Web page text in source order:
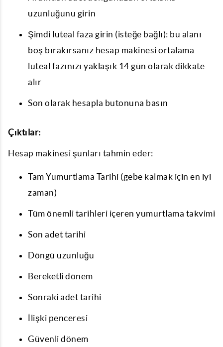
uzunluğunu girin
Şimdi luteal faza girin (isteğe bağlı): bu alanı
boş bırakırsanız hesap makinesi ortalama
luteal fazınızı yaklaşık 14 gün olarak dikkate
alır
Son olarak hesapla butonuna basın
Çıktılar:
Hesap makinesi şunları tahmin eder:
Tam Yumurtlama Tarihi (gebe kalmak için en iyi
zaman)
Tüm önemli tarihleri içeren yumurtlama takvimi
Son adet tarihi
Döngü uzunluğu
Bereketli dönem
Sonraki adet tarihi
İlişki penceresi
Güvenli dönem